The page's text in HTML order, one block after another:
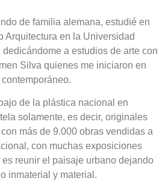
de familia alemana, estudié en
Arquitectura en la Universidad
a estudios de arte con
Silva quienes me iniciaron en
de la plástica nacional en
solamente, es decir, originales
más de 9.000 obras vendidas a
con muchas exposiciones
reunir el paisaje urbano dejando
inmaterial y material.